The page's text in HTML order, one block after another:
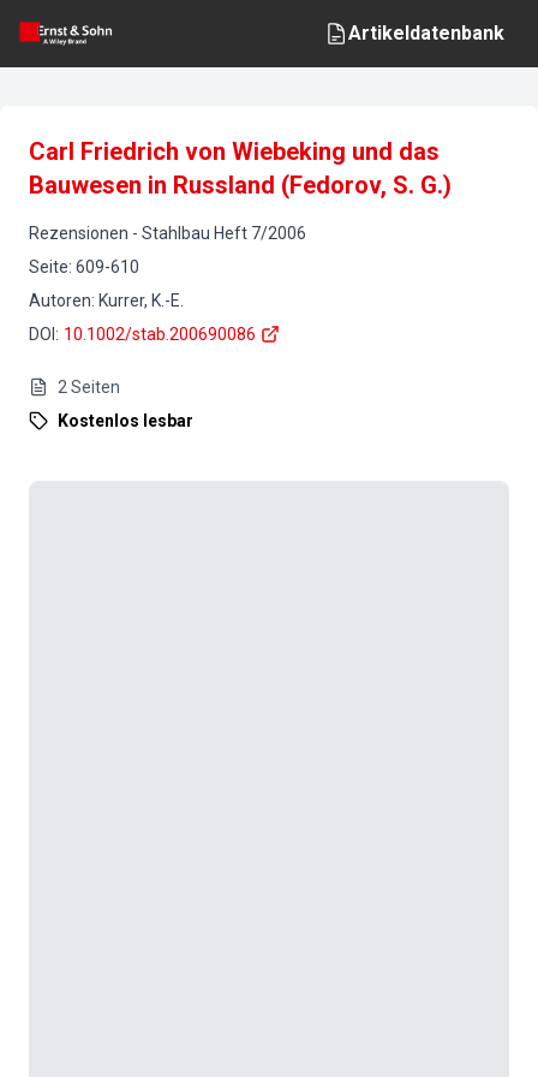
Artikeldatenbank
Carl Friedrich von Wiebeking und das
Bauwesen in Russland (Fedorov, S. G.)
Rezensionen - Stahlbau Heft 7/2006
Seite: 609-610
Autoren: Kurrer, K.-E.
DOI : 10.1002/stab.200690086
2 Seiten
Kostenlos lesbar